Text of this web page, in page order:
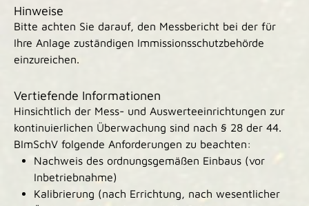
Hinweise
Bitte achten Sie darauf, den Messbericht bei der für
Ihre Anlage zuständigen Immissionsschutzbehörde
einzureichen.
Vertiefende Informationen
Hinsichtlich der Mess- und Auswerteeinrichtungen zur
kontinuierlichen Überwachung sind nach § 28 der 44.
BImSchV folgende Anforderungen zu beachten:
Nachweis des ordnungsgemäßen Einbaus (vor
Inbetriebnahme)
Kalibrierung (nach Errichtung, nach wesentlicher